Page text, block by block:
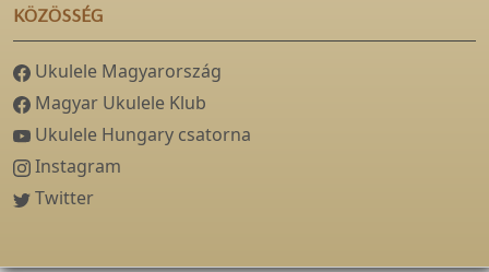
KÖZÖSSÉG
Ukulele Magyarország
Magyar Ukulele Klub
Ukulele Hungary csatorna
Instagram
Twitter